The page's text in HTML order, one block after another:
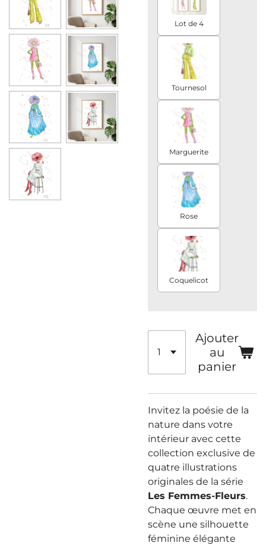
Lot de 4
Tournesol
Marguerite
Rose
Coquelicot
Ajouter
au
panier
Invitez la poésie de la
nature dans votre
intérieur avec cette
collection exclusive de
quatre illustrations
originales de la série
Les Femmes-Fleurs.
Chaque œuvre met en
scène une silhouette
féminine élégante